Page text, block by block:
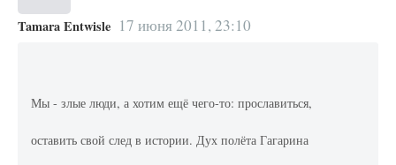
Tamara Entwisle 17 июня 2011, 23:10
Мы - злые люди, а хотим ещё чего-то: прославиться,
оставить свой след в истории. Дух полёта Гагарина